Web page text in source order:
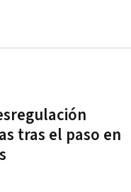
tras el paso en